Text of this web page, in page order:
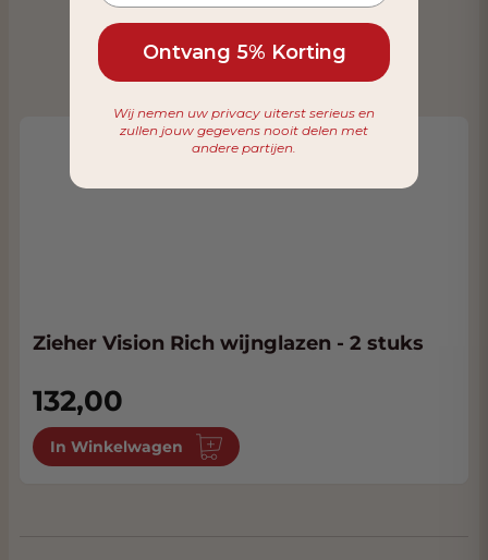
Zieher Vision Rich wijnglazen - 2 stuks
132,00
In Winkelwagen
Ontvang 5% Korting
Wij nemen uw privacy uiterst serieus en
zullen jouw gegevens nooit delen met
andere partijen.